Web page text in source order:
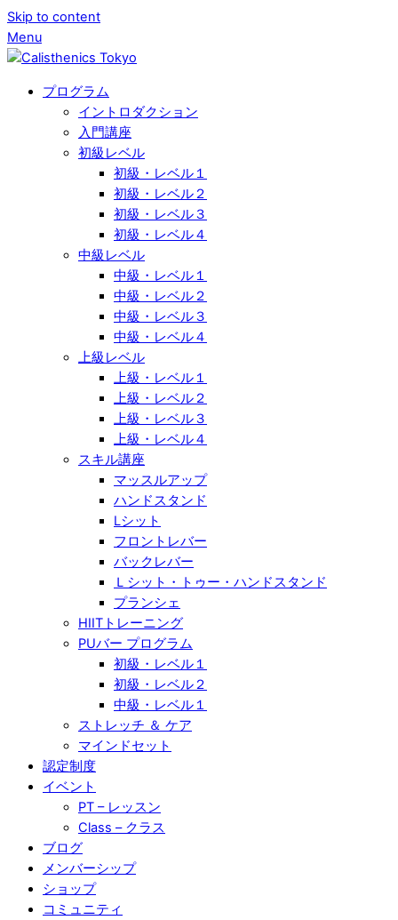
Skip to content
Menu
プログラム
イントロダクション
入門講座
初級レベル
初級・レベル１
初級・レベル２
初級・レベル３
初級・レベル４
中級レベル
中級・レベル１
中級・レベル２
中級・レベル３
中級・レベル４
上級レベル
上級・レベル１
上級・レベル２
上級・レベル３
上級・レベル４
スキル講座
マッスルアップ
ハンドスタンド
Lシット
フロントレバー
バックレバー
Ｌシット・トゥー・ハンドスタンド
プランシェ
HIITトレーニング
PUバー プログラム
初級・レベル１
初級・レベル２
中級・レベル１
ストレッチ ＆ ケア
マインドセット
認定制度
イベント
PT – レッスン
Class – クラス
ブログ
メンバーシップ
ショップ
コミュニティ